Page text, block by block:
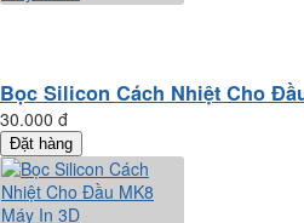
Bọc Silicon Cách Nhiệt Cho
30.000 đ
Đặt hàng